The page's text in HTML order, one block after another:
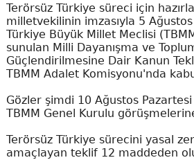
Terörsüz Türkiye süreci için
milletvekilinin imzasıyla 5
Türkiye Büyük Millet Meclisi
sunulan Milli Dayanışma ve
Güçlendirilmesine Dair Kanun
TBMM Adalet Komisyonu'nda
Gözler şimdi 10 Ağustos
TBMM Genel Kurulu
Terörsüz Türkiye sürecini yasal
amaçlayan teklif 12 maddeden